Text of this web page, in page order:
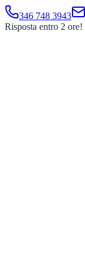
346 748 3943
Risposta entro 2 ore!